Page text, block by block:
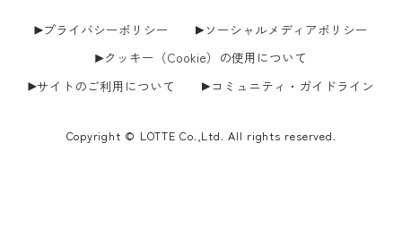
プライバシーポリシー
ソーシャルメディアポリシー
クッキー（Cookie）の使用について
サイトのご利用について
コミュニティ・ガイドライン
Copyright © LOTTE Co.,Ltd. All rights reserved.